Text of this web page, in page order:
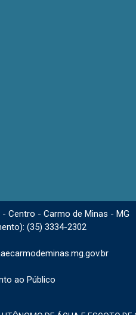
Centro - Carmo de Minas - MG
(35) 3334-2302
ao Público